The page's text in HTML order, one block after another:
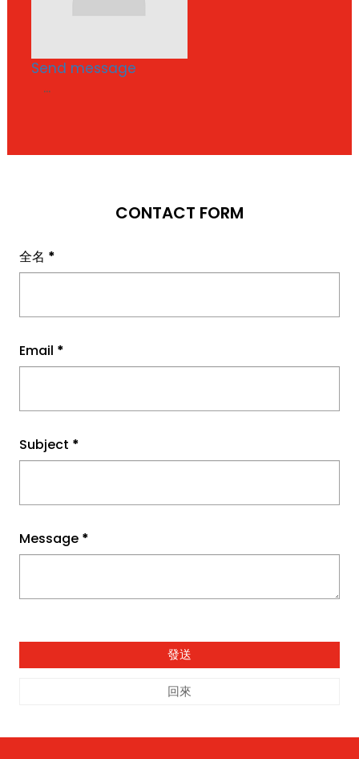
Send message
...
CONTACT FORM
全名 *
Email *
Subject *
Message *
回來